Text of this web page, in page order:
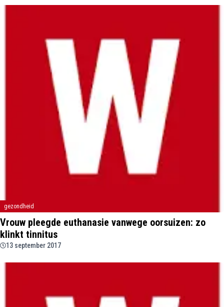
gezondheid
Vrouw pleegde euthanasie vanwege oorsuizen: zo
klinkt tinnitus
13 september 2017